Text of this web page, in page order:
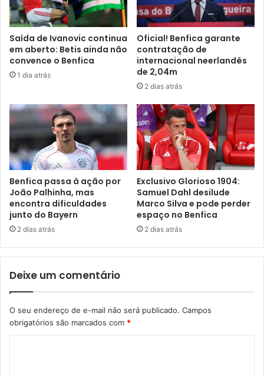
Saída de Ivanovic continua
em aberto: Betis ainda não
convence o Benfica
1 dia atrás
Oficial! Benfica garante
contratação de
internacional neerlandês
de 2,04m
2 dias atrás
Benfica passa à ação por
João Palhinha, mas
encontra dificuldades
junto do Bayern
2 dias atrás
Exclusivo Glorioso 1904:
Samuel Dahl desilude
Marco Silva e pode perder
espaço no Benfica
2 dias atrás
Deixe um comentário
O seu endereço de e-mail não será publicado. Campos
obrigatórios são marcados com *